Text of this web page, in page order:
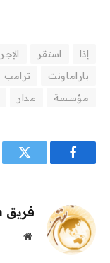
إذا استقر
باراماونت
ترامب
مؤسسة
مدار
فيسبوك تويتر
فريق alwahah
موقع